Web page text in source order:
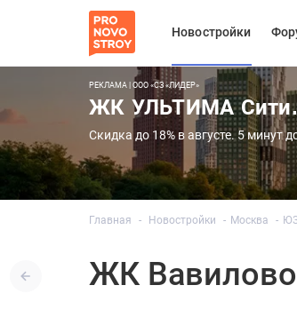
Новостройки
РЕКЛАМА | ООО «СЗ «ЛИДЕР»
ЖК УЛЬТИМА Сити.
Скидка до 18% в августе. 5
Главная Новостройки Москва
ЖК Вавилово